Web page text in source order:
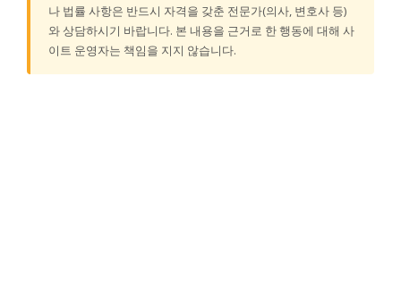
나 법률 사항은 반드시 자격을 갖춘 전문가(의사, 변호사 등)
와 상담하시기 바랍니다. 본 내용을 근거로 한 행동에 대해 사
이트 운영자는 책임을 지지 않습니다.